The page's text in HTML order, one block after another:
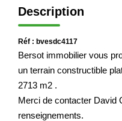
Nos
Description
Réf : bvesdc4117
Bersot immobilier vous
un terrain constructible
2713 m2 .
Merci de contacter David
renseignements.